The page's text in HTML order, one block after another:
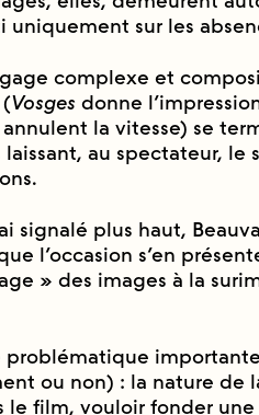
uniquement sur les
complexe et
Vosges donne
la vitesse) se
au spectateur,
signalé plus haut,
l’occasion s’en
» des images à la
problématique
ou non) : la nature de
film, vouloir fonder une